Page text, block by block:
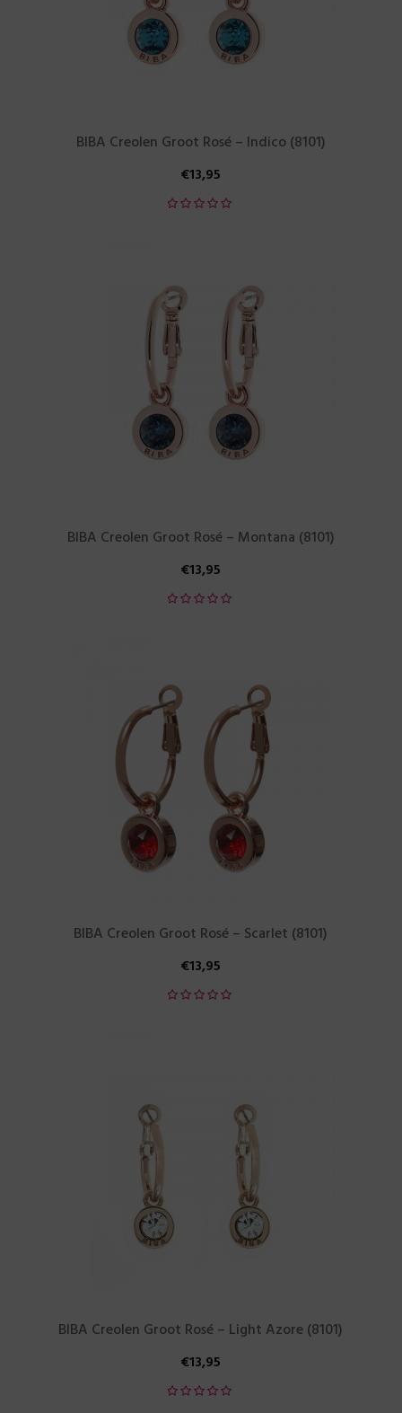
BIBA Creolen Groot Rosé – Indico (8101)
€13,95
BIBA Creolen Groot Rosé – Montana (8101)
€13,95
BIBA Creolen Groot Rosé – Scarlet (8101)
€13,95
BIBA Creolen Groot Rosé – Light Azore (8101)
€13,95